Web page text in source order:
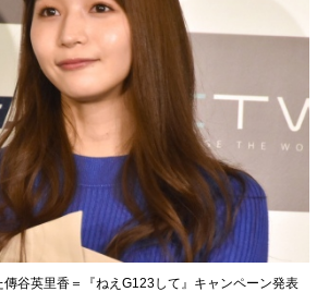
谷英里香＝『ねえG123して』キャンペーン発表